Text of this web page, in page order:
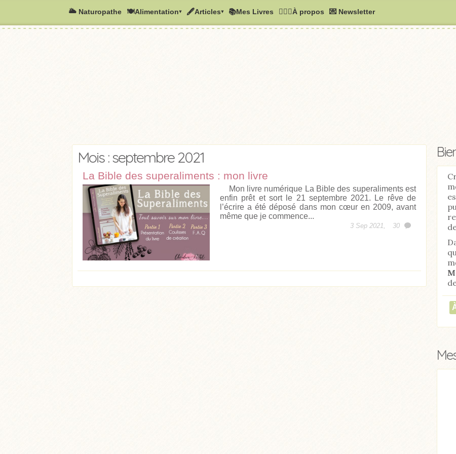
🌥️ Naturopathe 🍽Alimentation▾ 🖋Articles▾ 📚Mes Livres 🧚🏻‍♂️À propos 💌 Newsletter
Mois : septembre 2021
La Bible des superaliments : mon livre
Mon livre numérique La Bible des superaliments est
enfin prêt et sort le 21 septembre 2021. Le rêve de
l’écrire a été déposé dans mon cœur en 2009, avant
même que je commence...
3 Sep 2021, 30